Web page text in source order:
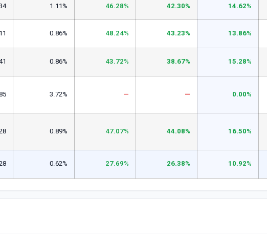
14.62%
42.30%
46.28%
1.11%
13.86%
43.23%
48.24%
0.86%
15.28%
38.67%
43.72%
0.86%
0.00%
—
—
3.72%
16.50%
44.08%
47.07%
0.89%
10.92%
26.38%
27.69%
0.62%